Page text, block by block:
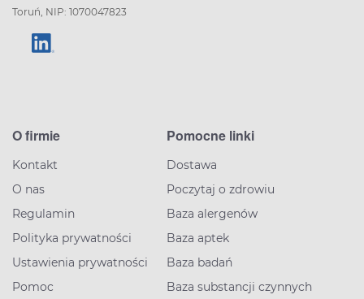
Toruń, NIP: 1070047823
O firmie
Kontakt
O nas
Regulamin
Polityka prywatności
Ustawienia prywatności
Pomoc
Pomocne linki
Dostawa
Poczytaj o zdrowiu
Baza alergenów
Baza aptek
Baza badań
Baza substancji czynnych